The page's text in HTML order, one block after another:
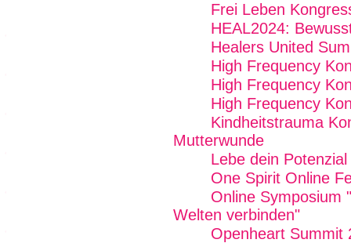
Frei Leben
HEAL2024:
Healers United
High Frequency
High Frequency
High Frequency
Kindheitstrauma
Mutterwunde
Lebe dein
One Spirit Online
Online Symposium
Welten verbinden"
Openheart Summit